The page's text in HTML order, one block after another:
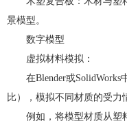
景模型。
数字模型
虚拟材料模拟：
在Blender或SolidWorks
比），模拟不同材质的受力
例如，将模型材质从塑